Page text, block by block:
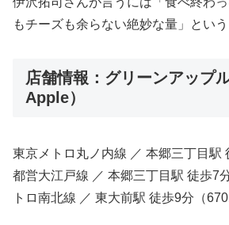
もチーズも余らない絶妙な量」という
店舗情報：グリーンアップ
Apple）
東京メトロ丸ノ内線 ／ 本郷三丁目駅
都営大江戸線 ／ 本郷三丁目駅 徒歩7
トロ南北線 ／ 東大前駅 徒歩9分（